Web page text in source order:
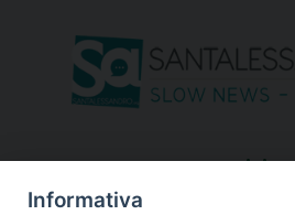
seguici su
Informativa